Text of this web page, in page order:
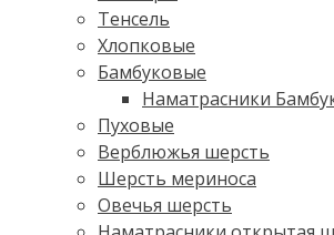
Тенсель
Хлопковые
Бамбуковые
Наматрасники
Пуховые
Верблюжья шерсть
Шерсть мериноса
Овечья шерсть